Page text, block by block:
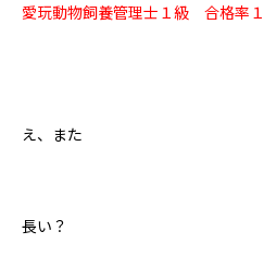
愛玩動物飼養管理士１級 合格率
え、また
長い？